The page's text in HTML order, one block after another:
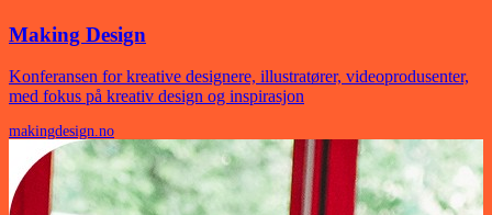
Making Design
Konferansen for kreative designere, illustratører, videoprodusenter,
med fokus på kreativ design og inspirasjon
makingdesign.no